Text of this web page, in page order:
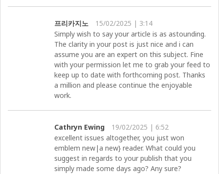
프리카지노
15/02/2025 | 3:14
Simply wish to say your article is as astounding.
The clarity in your post is just nice and i can
assume you are an expert on this subject. Fine
with your permission let me to grab your feed to
keep up to date with forthcoming post. Thanks
a million and please continue the enjoyable
work.
Cathryn Ewing
19/02/2025 | 6:52
excellent issues altogether, you just won
emblem new|a new} reader. What could you
suggest in regards to your publish that you
simply made some days ago? Any sure?